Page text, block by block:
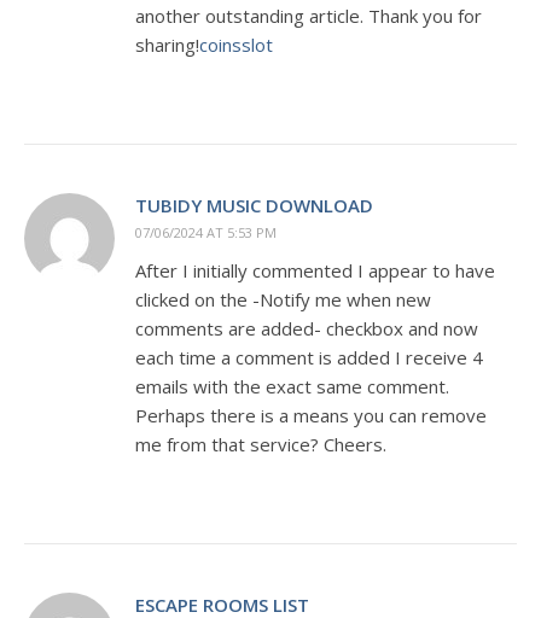
another outstanding article. Thank you for
sharing!coinsslot
TUBIDY MUSIC DOWNLOAD
07/06/2024 AT 5:53 PM
After I initially commented I appear to have
clicked on the -Notify me when new
comments are added- checkbox and now
each time a comment is added I receive 4
emails with the exact same comment.
Perhaps there is a means you can remove
me from that service? Cheers.
ESCAPE ROOMS LIST